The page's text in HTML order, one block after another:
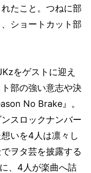
たこと。つねに部
ショートカット部
をゲストに迎え
部の強い意志や決
No Brake』。
スロックナンバー
いを4 人は凛々し
ヲタ芸を披露する
、 4 人が楽曲へ詰